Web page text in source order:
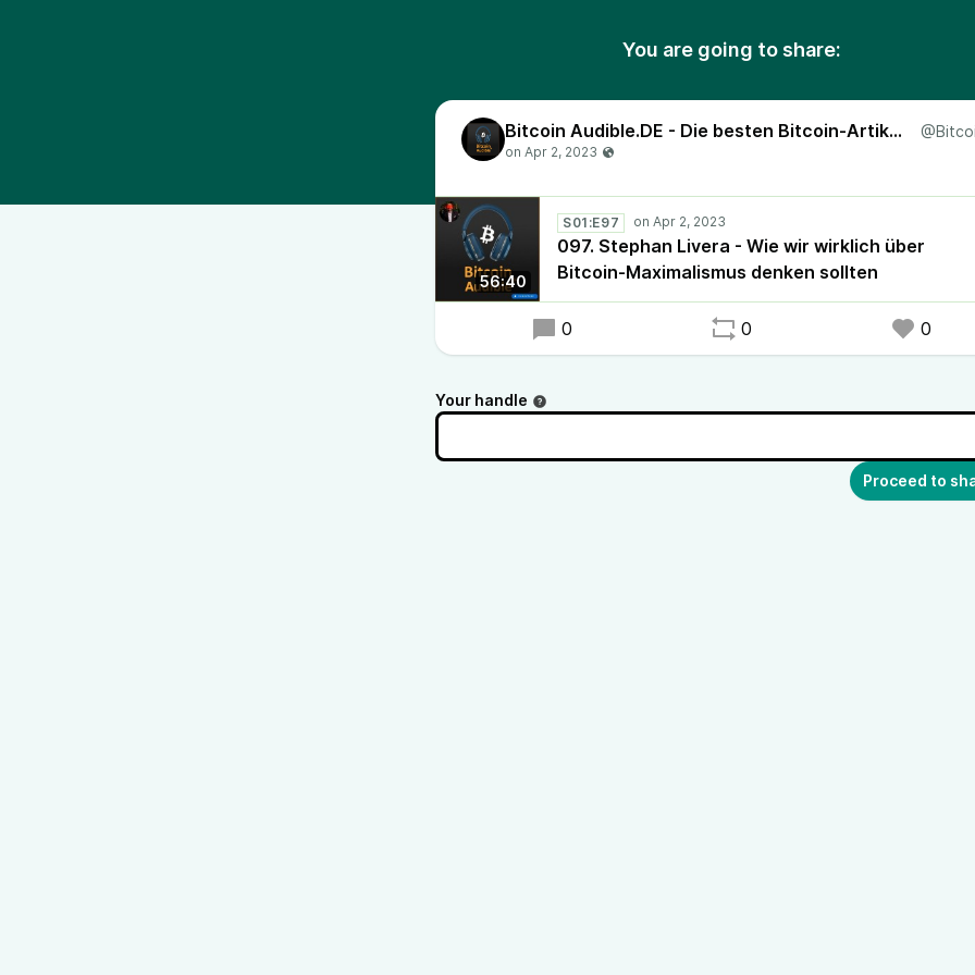
You are going to share:
Bitcoin Audible.DE - Die besten Bitcoin-Artikel, vorgelesen in deutscher Sprache!
56:40
S01:E97
097. Stephan Livera - Wie wir wirklich über
Bitcoin-Maximalismus denken sollten
0 0 0
Your handle
Proceed to